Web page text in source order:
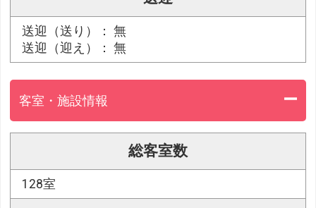
送迎（送り）： 無
送迎（迎え）： 無
客室・施設情報
総客室数
128室